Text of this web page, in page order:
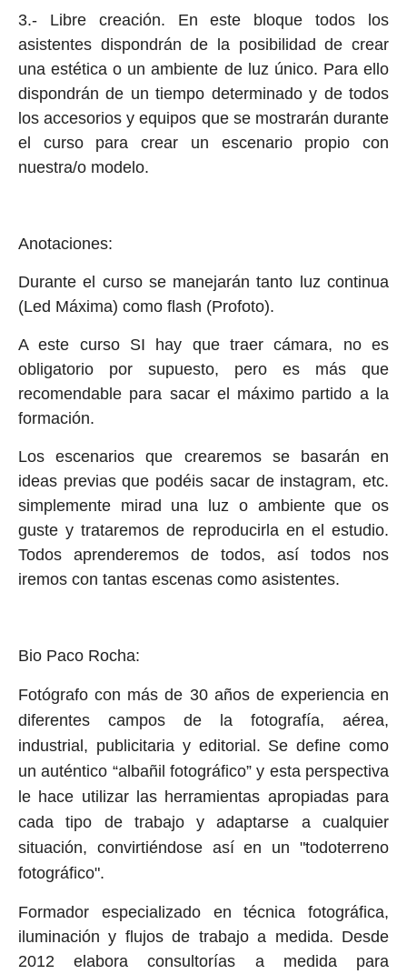
3.- Libre creación. En este bloque todos los
asistentes dispondrán de la posibilidad de crear
una estética o un ambiente de luz único. Para ello
dispondrán de un tiempo determinado y de todos
los accesorios y equipos que se mostrarán durante
el curso para crear un escenario propio con
nuestra/o modelo.
Anotaciones:
Durante el curso se manejarán tanto luz continua
(Led Máxima) como flash (Profoto).
A este curso SI hay que traer cámara, no es
obligatorio por supuesto, pero es más que
recomendable para sacar el máximo partido a la
formación.
Los escenarios que crearemos se basarán en
ideas previas que podéis sacar de instagram, etc.
simplemente mirad una luz o ambiente que os
guste y trataremos de reproducirla en el estudio.
Todos aprenderemos de todos, así todos nos
iremos con tantas escenas como asistentes.
Bio Paco Rocha:
Fotógrafo con más de 30 años de experiencia en
diferentes campos de la fotografía, aérea,
industrial, publicitaria y editorial. Se define como
un auténtico “albañil fotográfico” y esta perspectiva
le hace utilizar las herramientas apropiadas para
cada tipo de trabajo y adaptarse a cualquier
situación, convirtiéndose así en un "todoterreno
fotográfico".
Formador especializado en técnica fotográfica,
iluminación y flujos de trabajo a medida. Desde
2012 elabora consultorías a medida para